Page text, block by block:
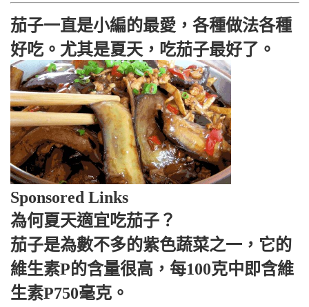
茄子一直是小編的最愛，各種做法各種
好吃。尤其是夏天，吃茄子最好了。
Sponsored Links
為何夏天適宜吃茄子？
茄子是為數不多的紫色蔬菜之一，它的
維生素P的含量很高，每100克中即含維
生素P750毫克。